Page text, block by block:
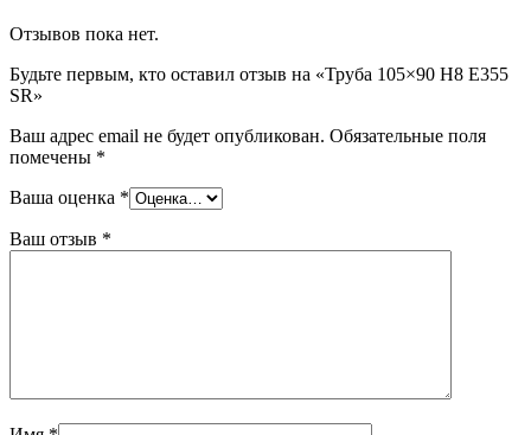
Отзывов пока нет.
Будьте первым, кто оставил отзыв на «Труба 105×90 H8 E355
SR»
Ваш адрес email не будет опубликован. Обязательные поля
помечены *
Ваша оценка *
Ваш отзыв *